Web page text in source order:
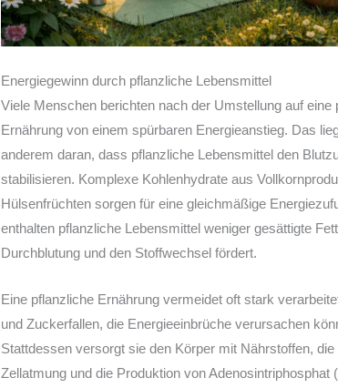
Energiegewinn durch pflanzliche Lebensmittel
Viele Menschen berichten nach der Umstellung auf eine
Ernährung von einem spürbaren Energieanstieg. Das
anderem daran, dass pflanzliche Lebensmittel den
stabilisieren. Komplexe Kohlenhydrate aus
Hülsenfrüchten sorgen für eine gleichmäßige
enthalten pflanzliche Lebensmittel weniger gesättigte
Durchblutung und den Stoffwechsel fördert.
Eine pflanzliche Ernährung vermeidet oft stark
und Zuckerfallen, die Energieeinbrüche verursachen
Stattdessen versorgt sie den Körper mit Nährstoffen, die
Zellatmung und die Produktion von Adenosintriphosphat